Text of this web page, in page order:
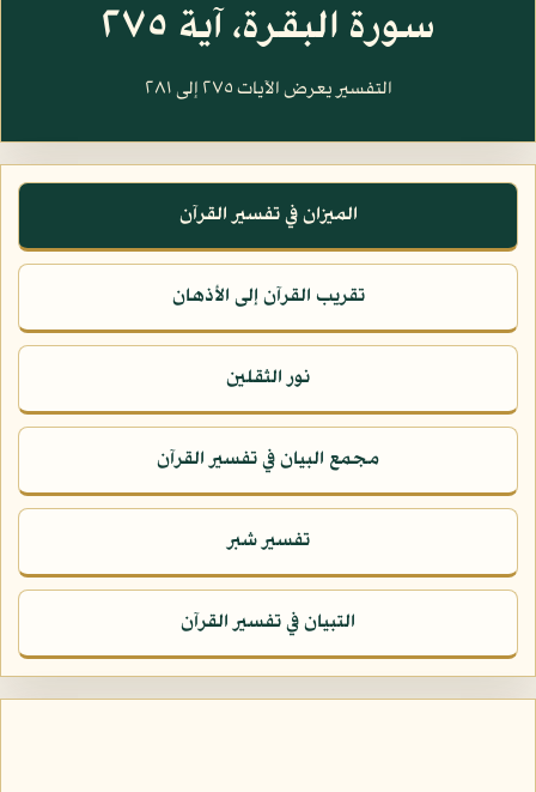
سورة البقرة، آية ٢٧٥
التفسير يعرض الآيات ٢٧٥ إلى ٢٨١
الميزان في تفسير القرآن
تقريب القرآن إلى الأذهان
نور الثقلين
مجمع البيان في تفسير القرآن
تفسير شبر
التبيان في تفسير القرآن